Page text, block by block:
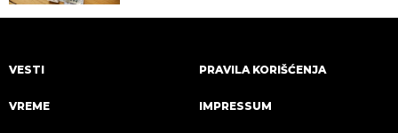
VESTI
VREME
PRAVILA KORIŠĆENJA
IMPRESSUM